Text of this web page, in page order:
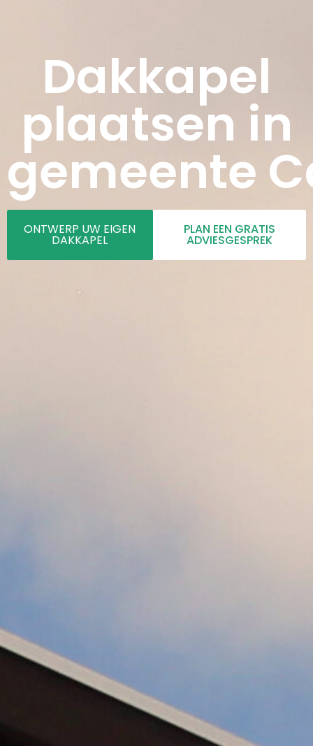
Dakkapel
plaatsen in
gemeente
ONTWERP UW EIGEN
DAKKAPEL
PLAN EEN GRATIS
ADVIESGESPREK